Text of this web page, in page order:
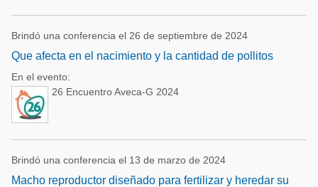
Brindó una conferencia el 26 de septiembre de 2024
Que afecta en el nacimiento y la cantidad de pollitos
En el evento:
26 Encuentro Aveca-G 2024
Brindó una conferencia el 13 de marzo de 2024
Macho reproductor diseñado para fertilizar y heredar su